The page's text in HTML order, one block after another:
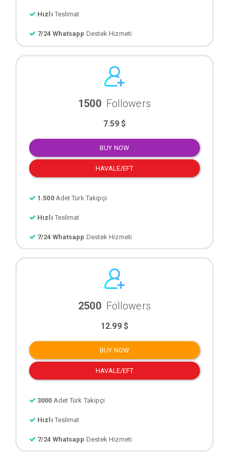
Hızlı Teslimat
7/24 Whatsapp Destek Hizmeti
1500 Followers
7.59 $
BUY NOW
HAVALE/EFT
1.500 Adet Türk Takipçi
Hızlı Teslimat
7/24 Whatsapp Destek Hizmeti
2500 Followers
12.99 $
BUY NOW
HAVALE/EFT
3000 Adet Türk Takipçi
Hızlı Teslimat
7/24 Whatsapp Destek Hizmeti